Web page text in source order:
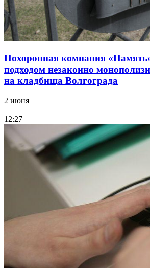
Похоронная компания
подходом незаконно
на кладбища Волгограда
2 июня
12:27